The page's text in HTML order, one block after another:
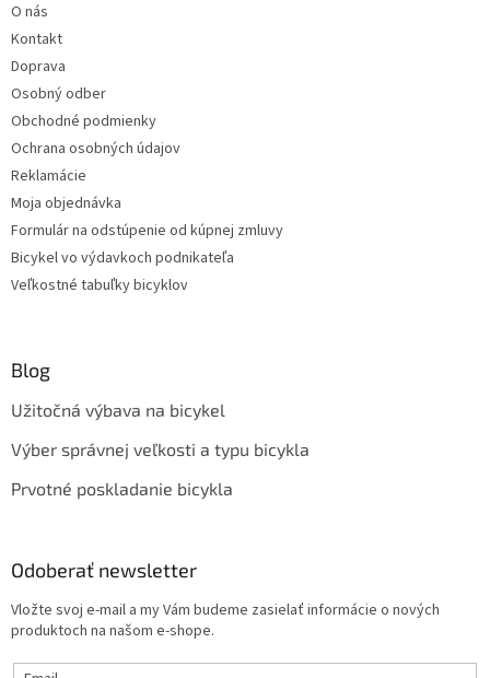
O nás
Kontakt
Doprava
Osobný odber
Obchodné podmienky
Ochrana osobných údajov
Reklamácie
Moja objednávka
Formulár na odstúpenie od kúpnej zmluvy
Bicykel vo výdavkoch podnikateľa
Veľkostné tabuľky bicyklov
Blog
Užitočná výbava na bicykel
Výber správnej veľkosti a typu bicykla
Prvotné poskladanie bicykla
Odoberať newsletter
Vložte svoj e-mail a my Vám budeme zasielať informácie o nových
produktoch na našom e-shope.